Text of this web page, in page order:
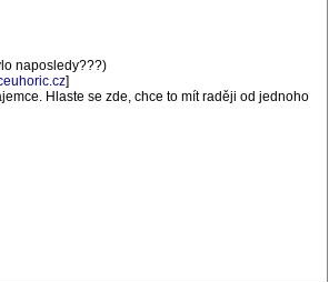
naposledy???)
]
Hlaste se zde, chce to mít raději od jednoho